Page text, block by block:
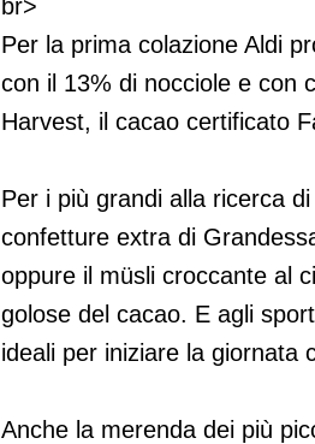
br>
Per la prima colazione Aldi
con il 13% di nocciole e con
Harvest, il cacao certificato
Per i più grandi alla ricerca
confetture extra di
oppure il müsli croccante al
golose del cacao. E agli
ideali per iniziare la giornata
Anche la merenda dei più